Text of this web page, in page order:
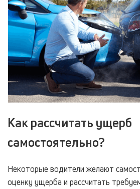
Как рассчитать ущерб
самостоятельно?
Некоторые водители желают
оценку ущерба и рассчитать